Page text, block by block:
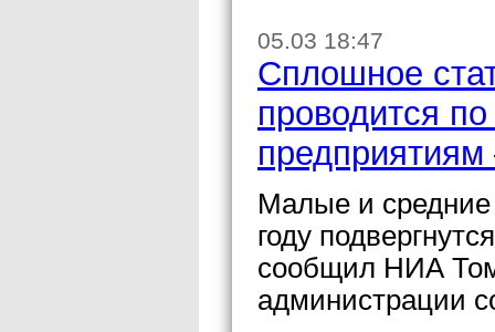
05.03 18:47
Сплошное
проводится
предприятиям
Малые и средние
году
сообщил НИА
администрации